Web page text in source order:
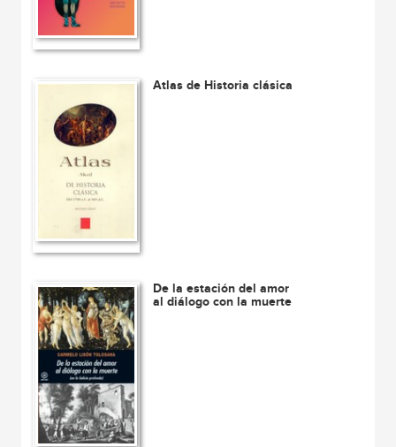
Atlas de Historia clásica
De la estación del amor
al diálogo con la muerte